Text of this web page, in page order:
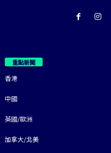
重點新聞
香港
中國
英國/歐洲
加拿大/北美